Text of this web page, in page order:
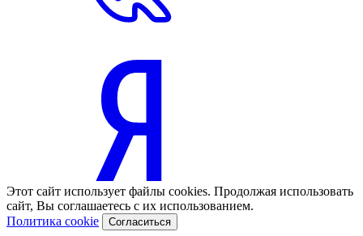
Этот сайт использует файлы cookies. Продолжая использовать
сайт, Вы соглашаетесь с их использованием.
Политика cookie
Согласиться